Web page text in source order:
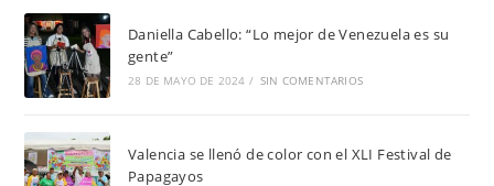
Daniella Cabello: “Lo mejor de Venezuela es su
gente”
28 DE MAYO DE 2024 / SIN COMENTARIOS
Valencia se llenó de color con el XLI Festival de
Papagayos